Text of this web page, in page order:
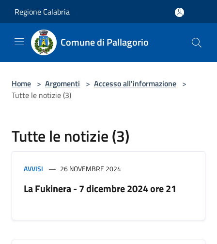
Regione Calabria
Comune di Pallagorio
Home > Argomenti > Accesso all'informazione >
Tutte le notizie (3)
Tutte le notizie (3)
AVVISI 26 NOVEMBRE 2024
La Fukinera - 7 dicembre 2024 ore 21